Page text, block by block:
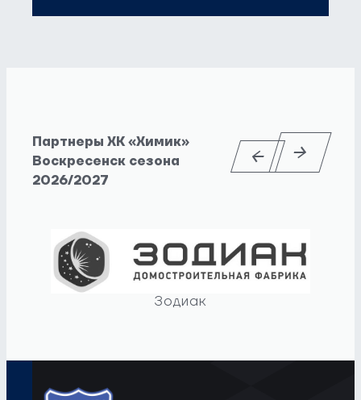
Партнеры ХК «Химик»
Воскресенск сезона
2026/2027
Зодиак